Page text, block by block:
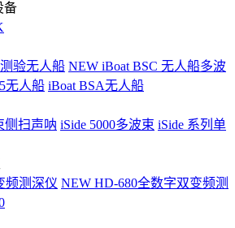
备
验无人船 NEW iBoat BSC 无人船多波
无人船 iBoat BSA无人船
侧扫声呐 iSide 5000多波束 iSide 系列单
频测深仪 NEW HD-680全数字双变频测